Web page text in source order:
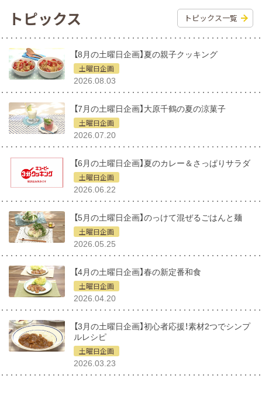
トピックス トピックス一覧
【8月の土曜日企画】夏の親子クッキング
土曜日企画
2026.08.03
【7月の土曜日企画】大原千鶴の夏の涼菓子
土曜日企画
2026.07.20
【6月の土曜日企画】夏のカレー＆さっぱりサラダ
土曜日企画
2026.06.22
【5月の土曜日企画】のっけて混ぜるごはんと麺
土曜日企画
2026.05.25
【4月の土曜日企画】春の新定番和食
土曜日企画
2026.04.20
【3月の土曜日企画】初心者応援！素材2つでシンプ
ルレシピ
土曜日企画
2026.03.23